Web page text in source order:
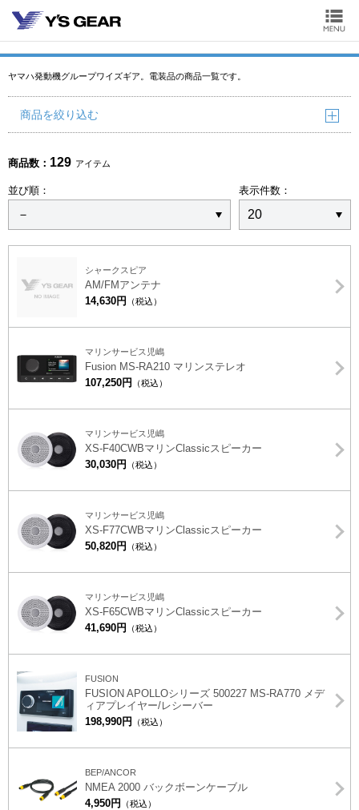
ヤマハ発動機グループワイズギア。電装品の商品一覧です。
商品を絞り込む
商品数： 129 アイテム
並び順： 表示件数：
シャークスピア
AM/FMアンテナ
14,630円
（税込）
マリンサービス児嶋
Fusion MS-RA210 マリンステレオ
107,250円
（税込）
マリンサービス児嶋
XS-F40CWBマリンClassicスピーカー
30,030円
（税込）
マリンサービス児嶋
XS-F77CWBマリンClassicスピーカー
50,820円
（税込）
マリンサービス児嶋
XS-F65CWBマリンClassicスピーカー
41,690円
（税込）
FUSION
FUSION APOLLOシリーズ 500227 MS-RA770 メデ
ィアプレイヤー/レシーバー
198,990円
（税込）
BEP/ANCOR
NMEA 2000 バックボーンケーブル
4,950円
（税込）